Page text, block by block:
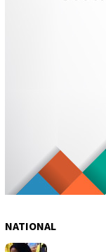
NATIONAL